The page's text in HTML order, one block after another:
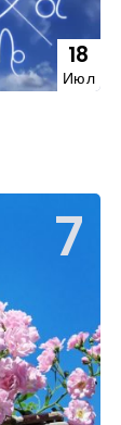
18
Июл